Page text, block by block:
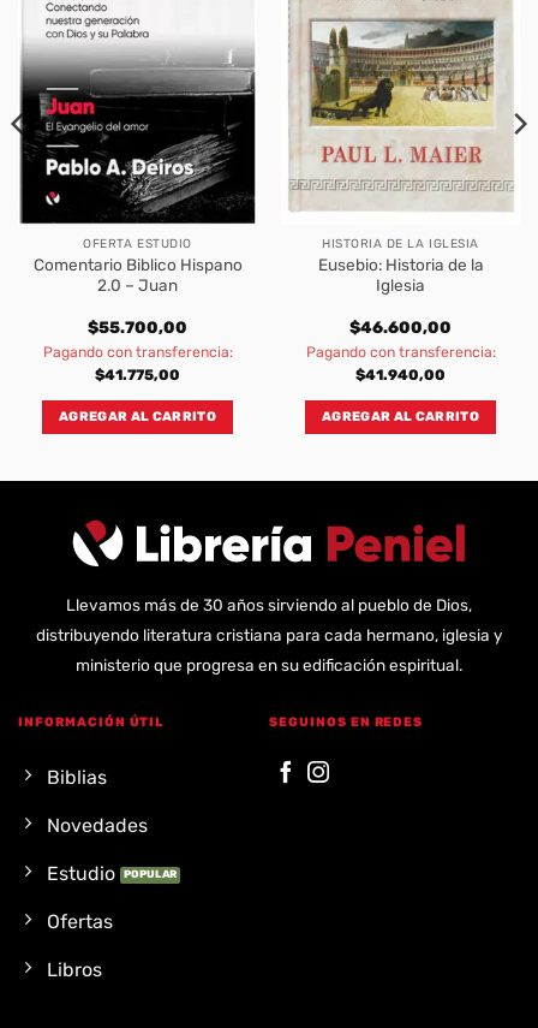
OFERTA ESTUDIO
Comentario Biblico Hispano
2.0 – Juan
$55.700,00
Pagando con transferencia:
$41.775,00
AGREGAR AL CARRITO
HISTORIA DE LA IGLESIA
Eusebio: Historia de la
Iglesia
$46.600,00
Pagando con transferencia:
$41.940,00
AGREGAR AL CARRITO
Llevamos más de 30 años sirviendo al pueblo de Dios,
distribuyendo literatura cristiana para cada hermano, iglesia y
ministerio que progresa en su edificación espiritual.
INFORMACIÓN ÚTIL
Biblias
Novedades
Estudio
Ofertas
Libros
SEGUINOS EN REDES